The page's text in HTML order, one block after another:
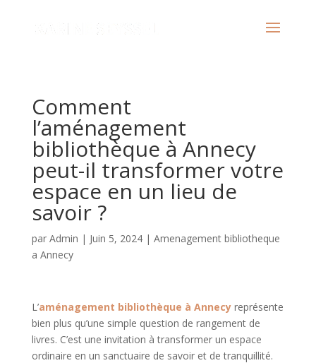
Comment
l’aménagement
bibliothèque à Annecy
peut-il transformer votre
espace en un lieu de
savoir ?
par Admin | Juin 5, 2024| Amenagement bibliotheque
a Annecy
L’aménagement bibliothèque à Annecy représente
bien plus qu’une simple question de rangement de
livres. C’est une invitation à transformer un espace
ordinaire en un sanctuaire de savoir et de tranquillité.